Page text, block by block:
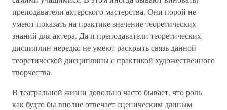
преподаватели актерского мастерства. Они порой не
умеют показать на практике значение теоретических
знаний для актера. Да и преподаватели теоретических
дисциплин нередко не умеют раскрыть связь данной
теоретической дисциплины с практикой художественного
творчества.
В театральной жизни довольно часто бывает, что роль
как будто бы вполне отвечает сценическим данным